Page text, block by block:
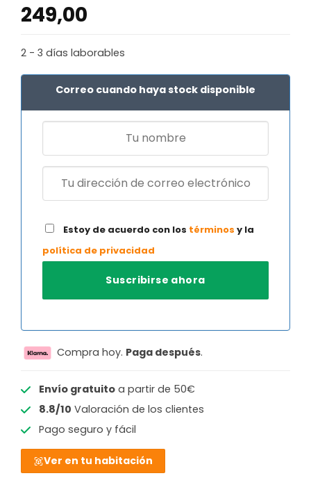
249,00
2 - 3 días laborables
Correo cuando haya stock disponible
Estoy de acuerdo con los términos y la
política de privacidad
Compra hoy. Paga después.
Envío gratuitoa partir de 50€
8.8/10 Valoración de los clientes
Pago seguro y fácil
Ver en tu habitación